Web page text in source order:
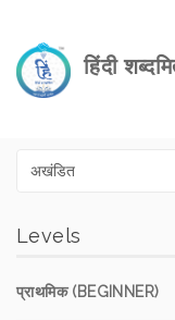
हिंदी
Levels
प्राथमिक (BEGINNER)